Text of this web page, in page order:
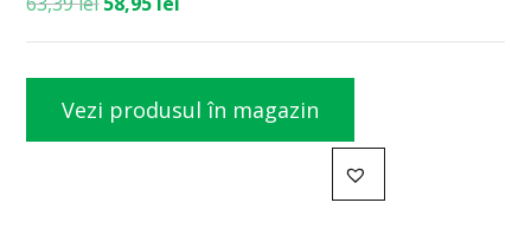
Vezi produsul în magazin